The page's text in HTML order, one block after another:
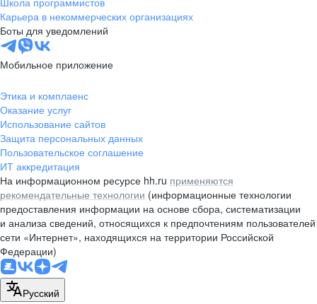
Карьера в некоммерческих организациях
Боты для уведомлений
Мобильное приложение
Этика и комплаенс
Оказание услуг
Использование сайтов
Защита персональных данных
Пользовательское соглашение
ИТ аккредитация
На информационном ресурсе hh.ru применяются
рекомендательные технологии (информационные технологии
предоставления информации на основе сбора, систематизации
и анализа сведений, относящихся к предпочтениям пользователей
сети «Интернет», находящихся на территории Российской
Федерации)
Русский